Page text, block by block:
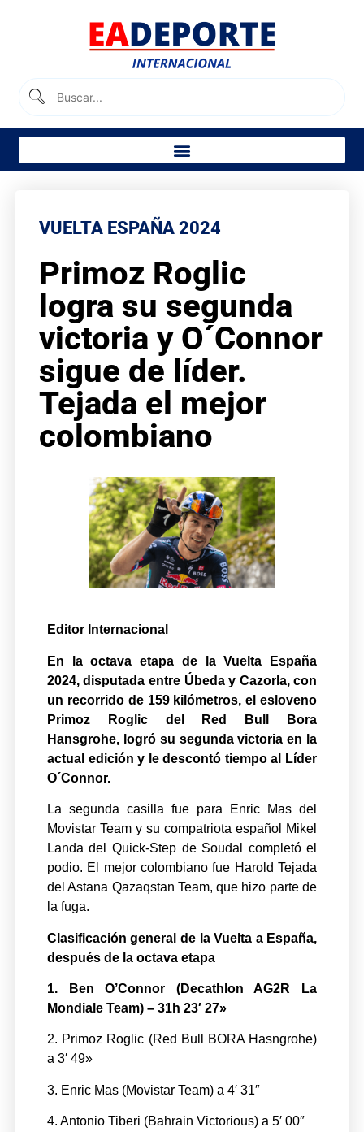
VUELTA ESPAÑA 2024
Primoz Roglic
logra su segunda
victoria y O´Connor
sigue de líder.
Tejada el mejor
colombiano
Editor Internacional
En la octava etapa de la Vuelta España
2024, disputada entre Úbeda y Cazorla, con
un recorrido de 159 kilómetros, el esloveno
Primoz Roglic del Red Bull Bora
Hansgrohe, logró su segunda victoria en la
actual edición y le descontó tiempo al Líder
O´Connor.
La segunda casilla fue para Enric Mas del
Movistar Team y su compatriota español Mikel
Landa del Quick-Step de Soudal completó el
podio. El mejor colombiano fue Harold Tejada
del Astana Qazaqstan Team, que hizo parte de
la fuga.
Clasificación general de la Vuelta a España,
después de la octava etapa
1. Ben O’Connor (Decathlon AG2R La
Mondiale Team) – 31h 23′ 27»
2. Primoz Roglic (Red Bull BORA Hasngrohe)
a 3′ 49»
3. Enric Mas (Movistar Team) a 4′ 31″
4. Antonio Tiberi (Bahrain Victorious) a 5′ 00″